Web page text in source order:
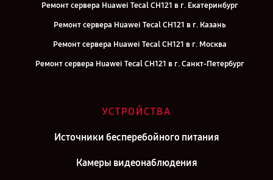
Ремонт сервера Huawei Tecal CH121 в г. Екатеринбург
Ремонт сервера Huawei Tecal CH121 в г. Казань
Ремонт сервера Huawei Tecal CH121 в г. Москва
Ремонт сервера Huawei Tecal CH121 в г. Санкт-Петербург
УСТРОЙСТВА
Источники бесперебойного питания
Камеры видеонаблюдения